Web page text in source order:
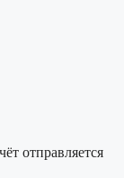
отправляется